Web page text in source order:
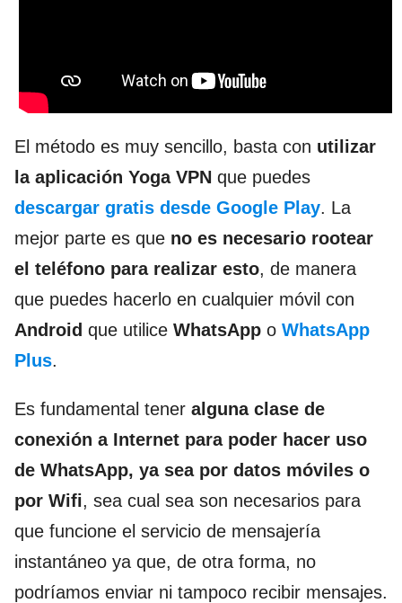
El método es muy sencillo, basta con utilizar
la aplicación Yoga VPN que puedes
descargar gratis desde Google Play. La
mejor parte es que no es necesario rootear
el teléfono para realizar esto, de manera
que puedes hacerlo en cualquier móvil con
Android que utilice WhatsApp o WhatsApp
Plus.
Es fundamental tener alguna clase de
conexión a Internet para poder hacer uso
de WhatsApp, ya sea por datos móviles o
por Wifi, sea cual sea son necesarios para
que funcione el servicio de mensajería
instantáneo ya que, de otra forma, no
podríamos enviar ni tampoco recibir mensajes.